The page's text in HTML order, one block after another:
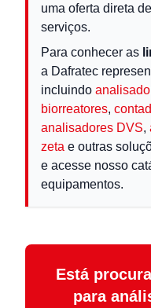
uma oferta direta
serviços.
Para conhecer as
a Dafratec
incluindo
biorreatores,
analisadores DVS,
zeta e outras
e acesse nosso
equipamentos.
Está
para